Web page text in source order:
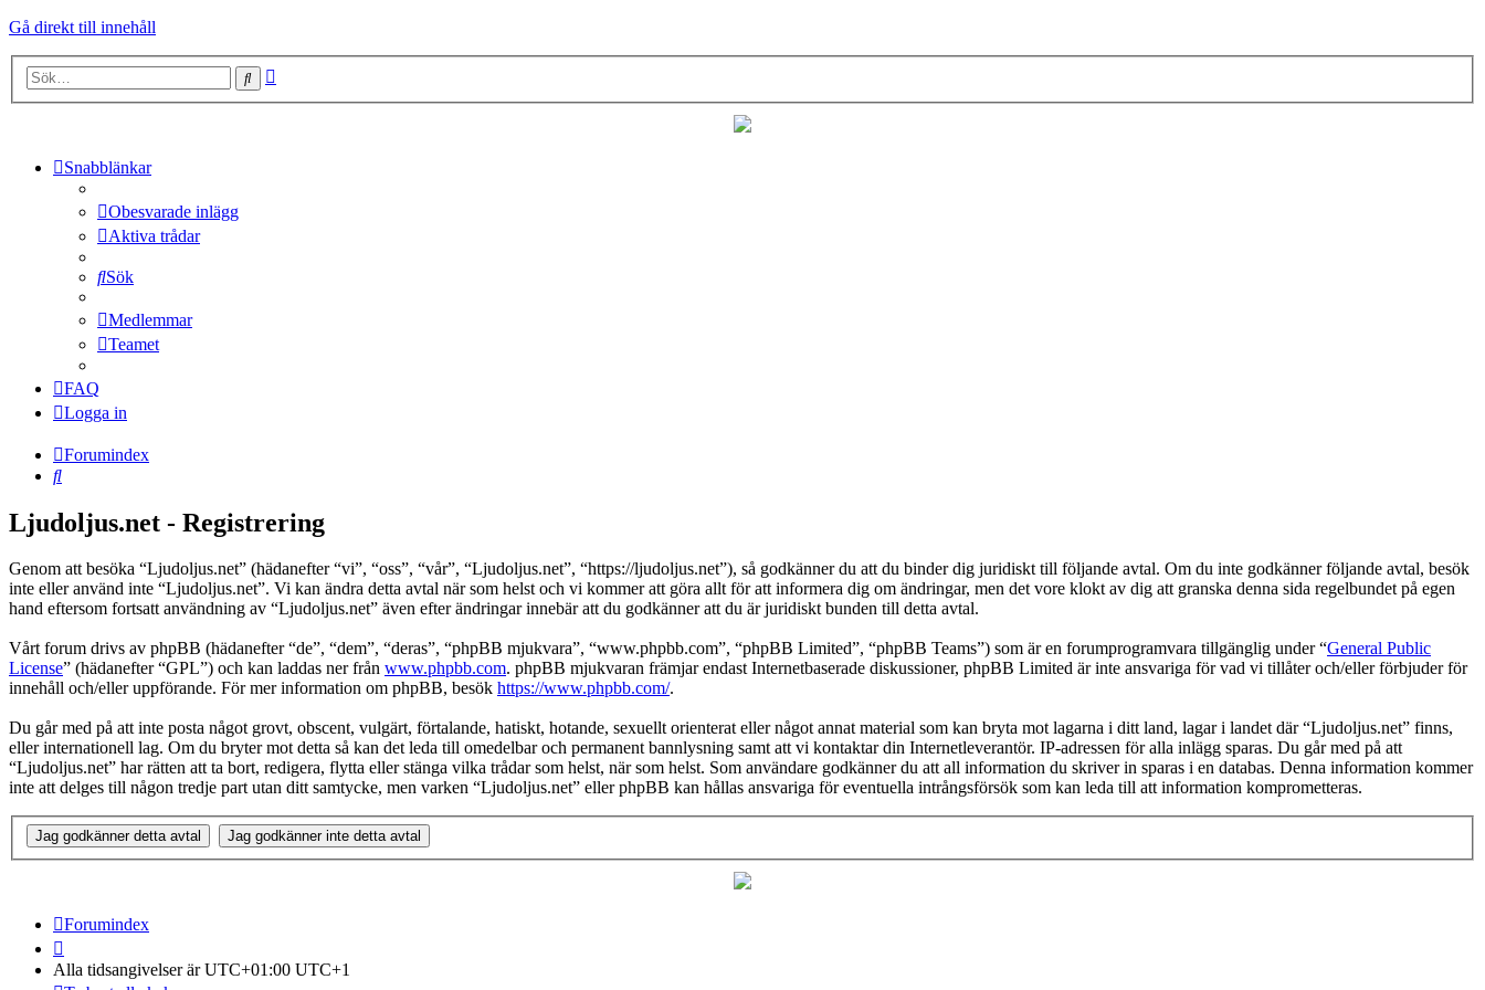
Gå direkt till innehåll
Sök
Snabblänkar
Obesvarade inlägg
Aktiva trådar
Sök
Medlemmar
Teamet
FAQ
Logga in
Forumindex
Sök
Ljudoljus.net - Registrering
Genom att besöka “Ljudoljus.net” (hädanefter “vi”, “oss”, “vår”, “Ljudoljus.net”, “https://ljudoljus.net”), så godkänner du att du binder dig juridiskt till följande avtal. Om du inte godkänner följande avtal, besök
inte eller använd inte “Ljudoljus.net”. Vi kan ändra detta avtal när som helst och vi kommer att göra allt för att informera dig om ändringar, men det vore klokt av dig att granska denna sida regelbundet på egen
hand eftersom fortsatt användning av “Ljudoljus.net” även efter ändringar innebär att du godkänner att du är juridiskt bunden till detta avtal.
Vårt forum drivs av phpBB (hädanefter “de”, “dem”, “deras”, “phpBB mjukvara”, “www.phpbb.com”, “phpBB Limited”, “phpBB Teams”) som är en forumprogramvara tillgänglig under “General Public
License” (hädanefter “GPL”) och kan laddas ner från www.phpbb.com. phpBB mjukvaran främjar endast Internetbaserade diskussioner, phpBB Limited är inte ansvariga för vad vi tillåter och/eller förbjuder för
innehåll och/eller uppförande. För mer information om phpBB, besök https://www.phpbb.com/.
Du går med på att inte posta något grovt, obscent, vulgärt, förtalande, hatiskt, hotande, sexuellt orienterat eller något annat material som kan bryta mot lagarna i ditt land, lagar i landet där “Ljudoljus.net” finns,
eller internationell lag. Om du bryter mot detta så kan det leda till omedelbar och permanent bannlysning samt att vi kontaktar din Internetleverantör. IP-adressen för alla inlägg sparas. Du går med på att
“Ljudoljus.net” har rätten att ta bort, redigera, flytta eller stänga vilka trådar som helst, när som helst. Som användare godkänner du att all information du skriver in sparas i en databas. Denna information kommer
inte att delges till någon tredje part utan ditt samtycke, men varken “Ljudoljus.net” eller phpBB kan hållas ansvariga för eventuella intrångsförsök som kan leda till att information komprometteras.
Forumindex
Alla tidsangivelser är UTC+01:00 UTC+1